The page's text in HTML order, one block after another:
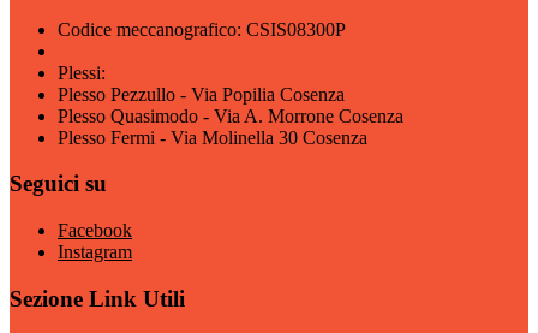
Codice meccanografico: CSIS08300P
Plessi:
Plesso Pezzullo - Via Popilia Cosenza
Plesso Quasimodo - Via A. Morrone Cosenza
Plesso Fermi - Via Molinella 30 Cosenza
Seguici su
Facebook
Instagram
Sezione Link Utili